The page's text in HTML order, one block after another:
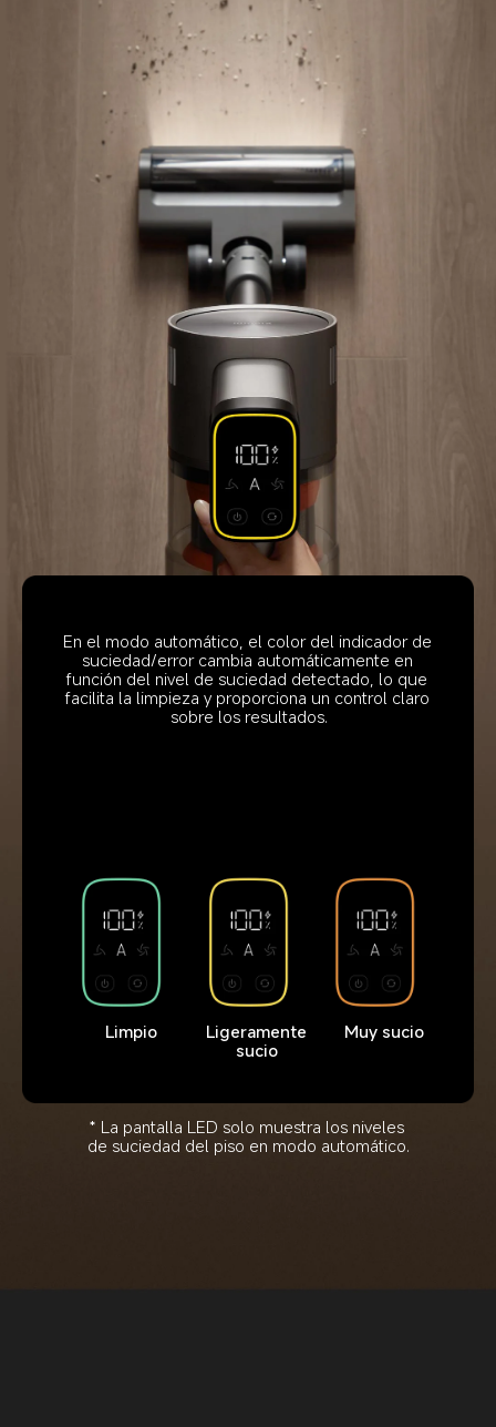
En el modo automático, el color del indicador de
suciedad/error cambia automáticamente en
función del nivel de suciedad detectado, lo que
facilita la limpieza y proporciona un control claro
sobre los resultados.
Limpio
Ligeramente
sucio
Muy sucio
* La pantalla LED solo muestra los niveles
de suciedad del piso en modo automático.